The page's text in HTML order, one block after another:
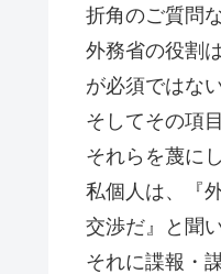
折角のご質問
外務省の役割
が必須ではな
そしてその項
それらを蔑に
私個人は、『
交渉だ』と聞
それに諜報・